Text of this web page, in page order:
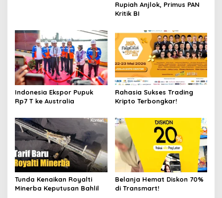
Rupiah Anjlok, Primus PAN
Kritik BI
Indonesia Ekspor Pupuk
Rp7 T ke Australia
Rahasia Sukses Trading
Kripto Terbongkar!
Tunda Kenaikan Royalti
Minerba Keputusan Bahlil
Belanja Hemat Diskon 70%
di Transmart!